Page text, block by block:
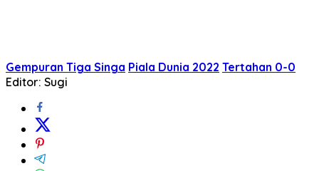
Gempuran Tiga Singa Piala Dunia 2022 Tertahan 0-0
Editor: Sugi